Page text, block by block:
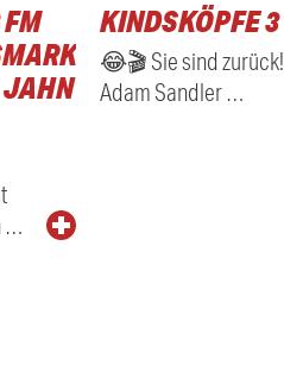
…
KINDSKÖPFE 3
😂🎬 Sie sind zurück!
Adam Sandler …